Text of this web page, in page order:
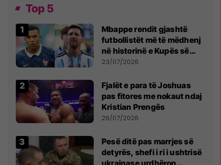
Top 5
Mbappe rendit gjashtë
futbollistët më të mëdhenj
në historinë e Kupës së
Botës, Messi mbetet i dyti
23/07/2026
Fjalët e para të Joshuas
pas fitores me nokaut ndaj
Kristian Prengës
26/07/2026
Pesë ditë pas marrjes së
detyrës, shefi i ri i ushtrisë
ukrainase urdhëron